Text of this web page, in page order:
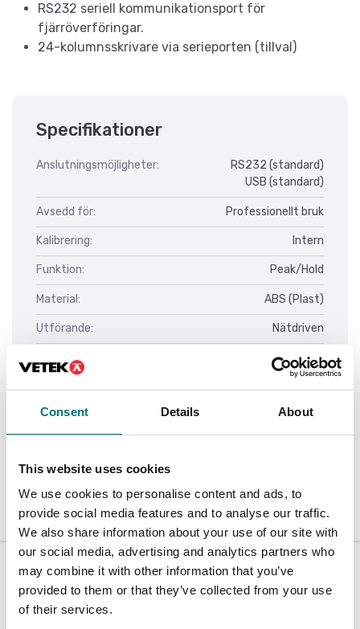
Consent Details About
This website uses cookies
We use cookies to personalise content and ads, to
provide social media features and to analyse our traffic.
We also share information about your use of our site with
our social media, advertising and analytics partners who
may combine it with other information that you’ve
provided to them or that they’ve collected from your use
of their services.
RS232 seriell kommunikationsport för
fjärröverföringar.
24-kolumnsskrivare via serieporten (tillval)
Specifikationer
Anslutningsmöjligheter:
RS232 (standard)
USB (standard)
Avsedd för: Professionellt bruk
Kalibrering: Intern
Funktion: Peak/Hold
Material: ABS (Plast)
Utförande: Nätdriven
Datasheet MP10 V1.pdf
Är tillbehör till
Visar